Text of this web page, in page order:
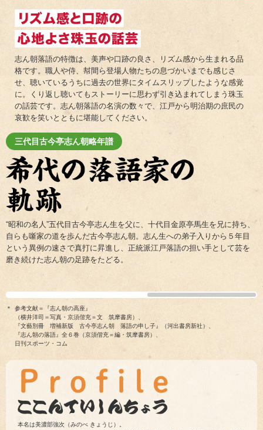
志ん朝落語の特徴は、美声や口跡の良さ、リズム感から生まれる品
格です。職人や侍、幇間ら登場人物たちの息づかいまでも感じさ
せ、聴いているうちに過去の世界にタイムスリップしたような感覚
に。くり返し聴いてもストーリーに思わず引き込まれてしまう珠玉
の話芸です。志ん朝落語の名演の数々で、江戸から明治期の庶民の
哀歓を笑いとともに堪能してください。
三代目古今亭志ん朝略年譜
“昭和の名人”五代目古今亭志ん生を父に、十代目金原亭馬生を兄に持ち、
自らも噺家の道を歩んだ古今亭志ん朝。志ん生への弟子入りから５年目
という異例の速さで真打に昇進し、正統派江戸落語の担い手として芸を
磨き続けた志ん朝の足跡をたどる。
＊
参考文献＝『志ん朝の高座』
（横井洋司＝写真・京須偕充＝文 筑摩書房）、
『文藝別冊 増補新版 古今亭志ん朝 落語の申し子』（河出書房新社）、
『志ん朝の落語』全６巻（京須偕充＝編・筑摩書房）、
日刊スポーツ・コム
本名は美濃部強次（みのべ きょうじ）。